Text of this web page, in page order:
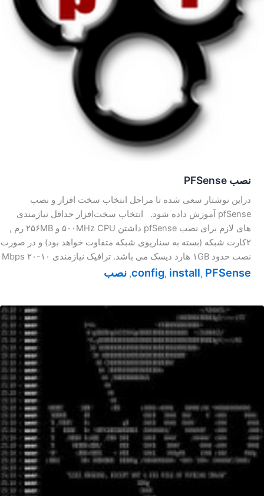
نصب PFSense
دراین نوشتار سعی شده تا مراحل انتخاب سخت افزار و نصب
pfSense آموزش داده شود. انتخاب سخت‌افزار حداقل نیازمندی
های لازم برای نصب pfSense داشتن ۵۰۰MHz CPU و ۲۵۶MB رم ,
۲کارت شبکه (بسته به سناریوی شبکه متفاوت خواهد بود) و در صورت
نصب حدود ۱GB هارد دیسک می باشد. ترافیک نیازمندی ۱۰-۲۰ Mbps
config, install, PFSense
, نصب